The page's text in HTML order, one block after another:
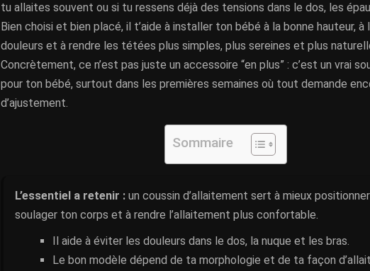
tu allaites souvent ou si tu ressens déjà des tensions dans le dos, les
Bien choisi et bien placé, il t’aide à installer ton bébé à la bonne hauteur, à
douleurs et à rendre les tétées plus simples, plus sereines et plus
Concrètement, ce n’est pas juste un accessoire “en plus” : c’est un vrai
pour ton bébé, surtout dans les premières semaines où tout demande
d’ajustement.
Sommaire
L’essentiel a retenir : un coussin d’allaitement sert à mieux
soulager ton corps et à rendre l’allaitement plus confortable.
Il aide à éviter les douleurs dans le dos, la nuque et les bras.
Le bon modèle dépend de ta morphologie et de ta façon